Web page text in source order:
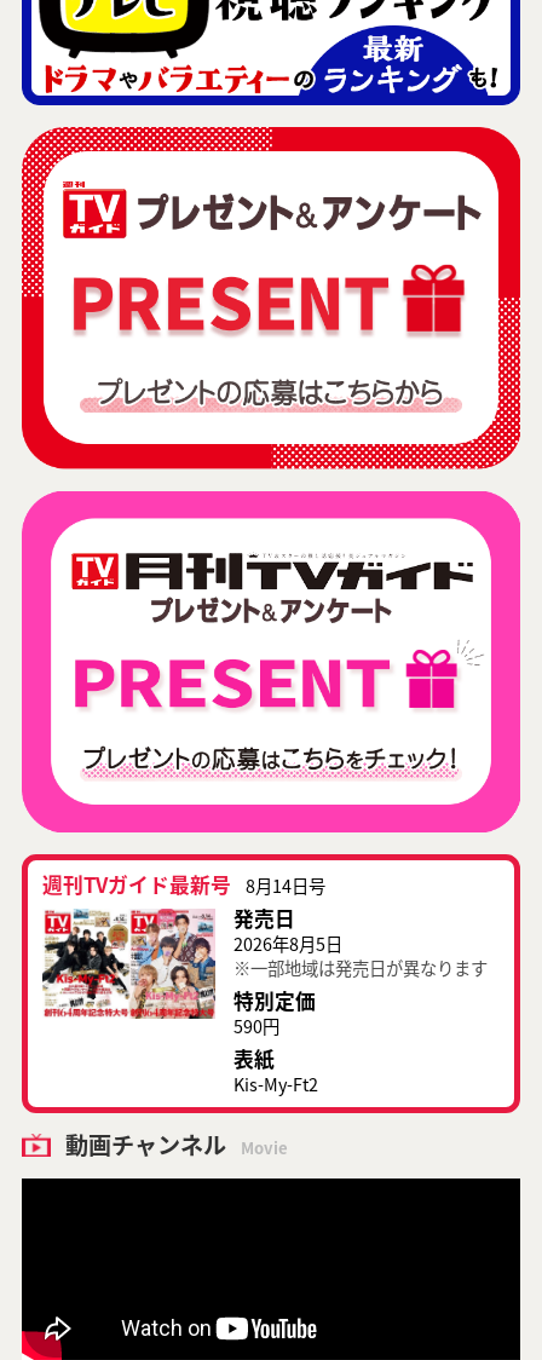
週刊TVガイド最新号 8月14日号
発売日
2026年8月5日
※一部地域は発売日が異なります
特別定価
590円
表紙
Kis-My-Ft2
動画チャンネル Movie